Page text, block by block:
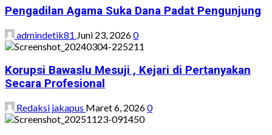
Pengadilan Agama Suka Dana Padat Pengunjung
admindetik81 Juni 23, 20260
Korupsi Bawaslu Mesuji , Kejari di Pertanyakan
Secara Profesional
Redaksi jakapus Maret 6, 20260